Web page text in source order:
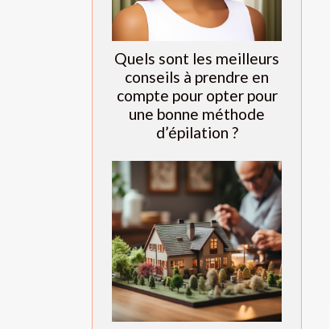
Quels sont les meilleurs
conseils à prendre en
compte pour opter pour
une bonne méthode
d’épilation ?